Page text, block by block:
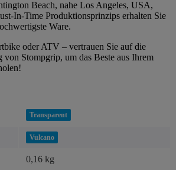
Beach, nahe Los Angeles, USA,
In-Time Produktionsprinzips erhalten Sie
Ware.
oder ATV – vertrauen Sie auf die
Stompgrip, um das Beste aus Ihrem
Transparent
Vulcano
0,16 kg